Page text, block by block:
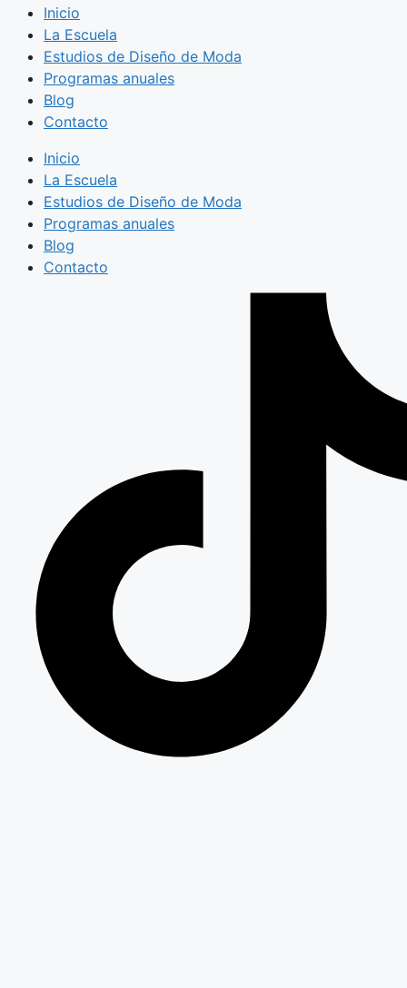
Inicio
La Escuela
Estudios de Diseño de Moda
Programas anuales
Blog
Contacto
Inicio
La Escuela
Estudios de Diseño de Moda
Programas anuales
Blog
Contacto